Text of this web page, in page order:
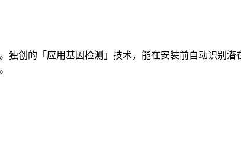
创的「应用基因检测」技术，能在安装前自动识别